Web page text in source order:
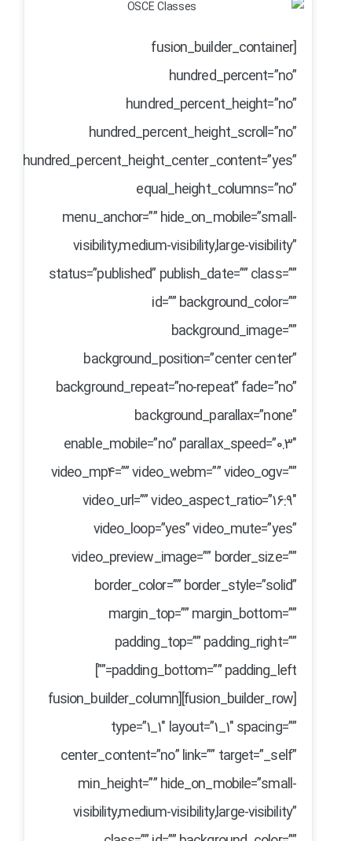
[fusion_builder_container
hundred_percent=”no”
hundred_percent_height=”no”
hundred_percent_height_scroll=”no”
hundred_percent_height_center_content=”yes”
equal_height_columns=”no”
menu_anchor=”” hide_on_mobile=”small-
visibility,medium-visibility,large-visibility”
status=”published” publish_date=”” class=””
id=”” background_color=””
background_image=””
background_position=”center center”
background_repeat=”no-repeat” fade=”no”
background_parallax=”none”
enable_mobile=”no” parallax_speed=”0.3″
video_mp4=”” video_webm=”” video_ogv=””
video_url=”” video_aspect_ratio=”16:9″
video_loop=”yes” video_mute=”yes”
video_preview_image=”” border_size=””
border_color=”” border_style=”solid”
margin_top=”” margin_bottom=””
padding_top=”” padding_right=””
padding_bottom=”” padding_left=””]
[fusion_builder_row][fusion_builder_column
type=”1_1″ layout=”1_1″ spacing=””
center_content=”no” link=”” target=”_self”
min_height=”” hide_on_mobile=”small-
visibility,medium-visibility,large-visibility”